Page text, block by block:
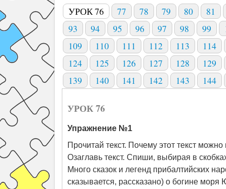
УРОК 76 77 78 79 80 81
93
94 95 96 97 98 99
109
110 111 112 113 114
124
125 126 127 128 129
139
140 141 142 143 144
УРОК 76
Упражнение №1
Прочитай текст. Почему этот текст
Озаглавь текст. Спиши, выбирая в
Много сказок и легенд прибалтийских
сказывается, рассказано) о богине